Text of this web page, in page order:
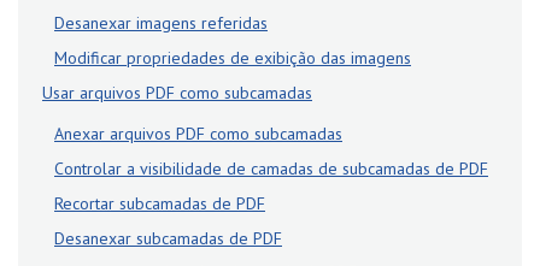
Desanexar imagens referidas
Modificar propriedades de exibição das imagens
Usar arquivos PDF como subcamadas
Anexar arquivos PDF como subcamadas
Controlar a visibilidade de camadas de subcamadas de PDF
Recortar subcamadas de PDF
Desanexar subcamadas de PDF